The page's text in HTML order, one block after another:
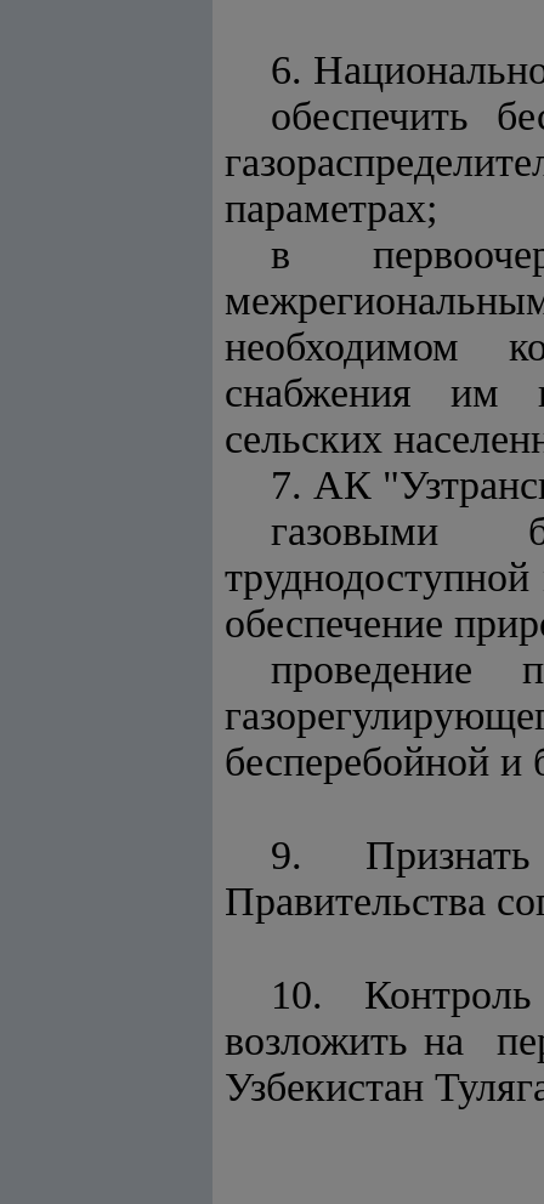
6.
обеспечить
параметрах;
в
необходимом
снабжения им
сельских
7. АК
газовыми
обеспечение
проведение
бесперебойной и
9.
Правительства
10.
возложить на
Узбекистан